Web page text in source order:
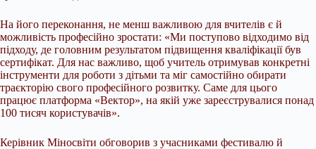
На його переконання, не менш важливою для вчителів є й
можливість професійно зростати: «Ми поступово відходимо від
підходу, де головним результатом підвищення кваліфікації був
сертифікат. Для нас важливо, щоб учитель отримував конкретні
інструменти для роботи з дітьми та міг самостійно обирати
траєкторію свого професійного розвитку. Саме для цього
працює платформа «Вектор», на якій уже зареєструвалися понад
100 тисяч користувачів».
Керівник Міносвіти обговорив з учасниками фестивалю й